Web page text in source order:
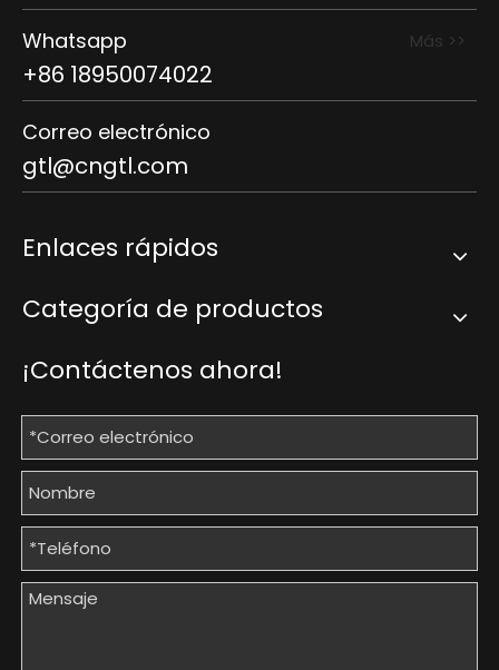
Whatsapp Más >>
+86 18950074022
Correo electrónico
gtl@cngtl.com
Enlaces rápidos
Categoría de productos
¡Contáctenos ahora!